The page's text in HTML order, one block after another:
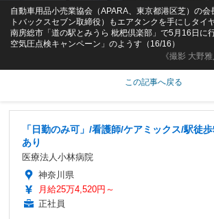
《撮影 大野
自動車用品小売業協会（APARA、東京都港区芝）の会
トバックスセブン取締役）もエアタンクを手にしタイ
南房総市「道の駅とみうら 枇杷倶楽部」で5月16日に
空気圧点検キャンペーン」のようす（16/16）
この記事へ戻る
「日勤のみ可」/看護師/ケアミックス/駅徒
あり
医療法人小林病院
神奈川県
月給25万4,520円～
正社員